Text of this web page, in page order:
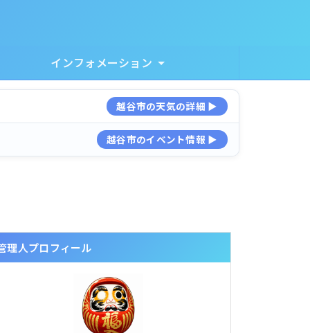
インフォメーション
越谷市の天気の詳細 ▶
越谷市のイベント情報 ▶
理人プロフィール